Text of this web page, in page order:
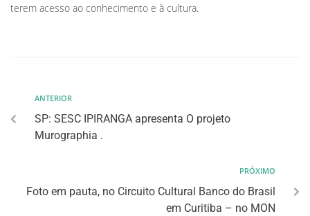
terem acesso ao conhecimento e à cultura.
ANTERIOR
SP: SESC IPIRANGA apresenta O projeto
Murographia .
PRÓXIMO
Foto em pauta, no Circuito Cultural Banco do Brasil
em Curitiba – no MON